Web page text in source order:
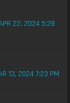
22, 2024 5:28
13, 2024 7:23 PM